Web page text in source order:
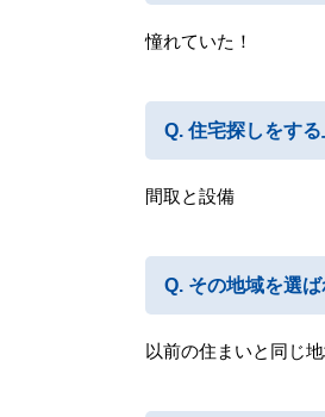
憧れていた！
住宅探しをす
間取と設備
その地域を選
以前の住まいと同じ